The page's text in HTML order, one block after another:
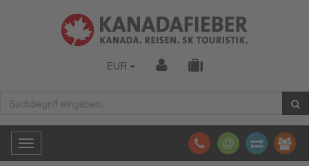
EUR
Toggle
navigation